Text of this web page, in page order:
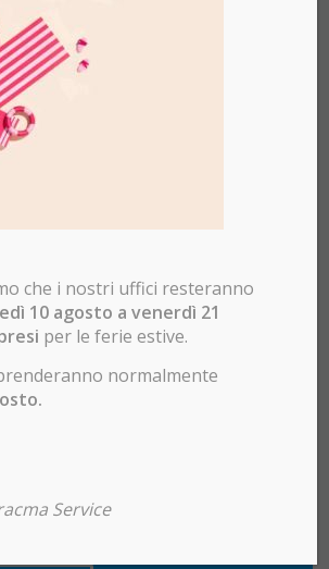
SERVICE S.R.L.
degli uffici:
che i nostri uffici resteranno
10 agosto a venerdì 21
per le ferie estive.
normalmente
Service